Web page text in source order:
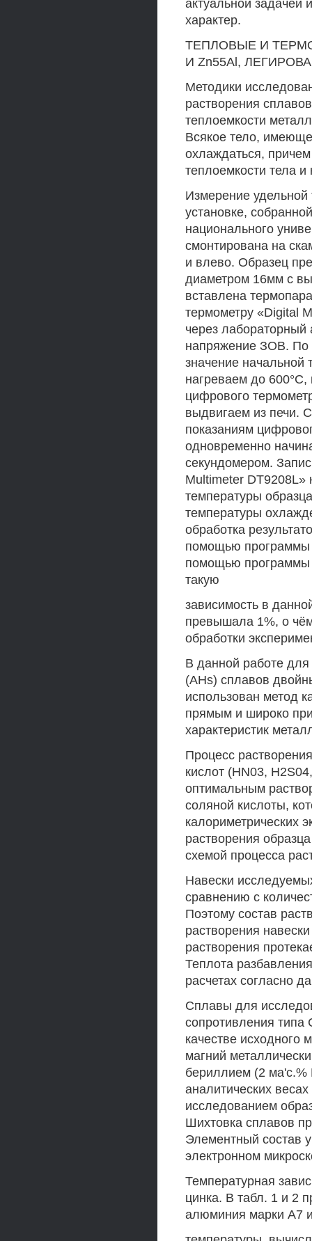
актуальной задачей
характер.
ТЕПЛОВЫЕ И
И Zn55Al,
Методики
растворения
теплоемкости
Всякое тело,
охлаждаться,
теплоемкости тела
Измерение удельной
установке,
национального
смонтирована на
и влево. Образец
диаметром 16мм с
вставлена
термометру «Digital
через
напряжение ЗОВ. По
значение начальной
нагреваем до 600°С,
цифрового
выдвигаем из печи.
показаниям
одновременно
секундомером.
Multimeter
температуры
температуры
обработка
помощью программы
помощью программы
такую
зависимость в
превышала 1%, о
обработки
В данной работе
(AHs) сплавов
использован метод
прямым и широко
характеристик
Процесс
кислот (HN03,
оптимальным
соляной кислоты,
калориметрических
растворения
схемой процесса
Навески
сравнению с
Поэтому состав
растворения
растворения
Теплота
расчетах согласно
Сплавы для
сопротивления
качестве исходного
магний
бериллием (2
аналитических
исследованием
Шихтовка сплавов
Элементный состав
электронном
Температурная
цинка. В табл. 1 и 2
алюминия марки А7